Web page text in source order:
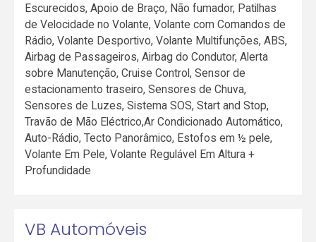
Escurecidos, Apoio de Braço, Não fumador, Patilhas
de Velocidade no Volante, Volante com Comandos de
Rádio, Volante Desportivo, Volante Multifunções, ABS,
Airbag de Passageiros, Airbag do Condutor, Alerta
sobre Manutenção, Cruise Control, Sensor de
estacionamento traseiro, Sensores de Chuva,
Sensores de Luzes, Sistema SOS, Start and Stop,
Travão de Mão Eléctrico,Ar Condicionado Automático,
Auto-Rádio, Tecto Panorâmico, Estofos em ½ pele,
Volante Em Pele, Volante Regulável Em Altura +
Profundidade
VB Automóveis